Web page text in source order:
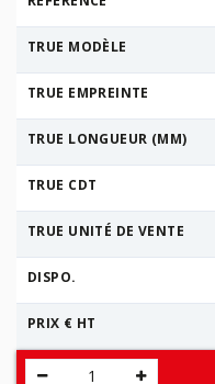
TRUE MODÈLE
TRUE EMPREINTE
TRUE LONGUEUR (MM)
TRUE CDT
TRUE UNITÉ DE VENTE
DISPO.
PRIX € HT